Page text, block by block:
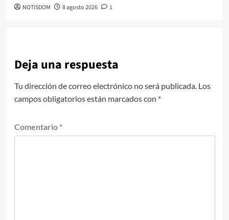
NOTISDOM 8 agosto 2026 1
Deja una respuesta
Tu dirección de correo electrónico no será publicada. Los
campos obligatorios están marcados con *
Comentario *